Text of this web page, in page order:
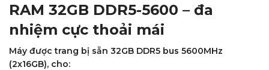
RAM 32GB DDR5-5600 – đa
nhiệm cực thoải mái
Máy được trang bị sẵn 32GB DDR5 bus 5600MHz
(2x16GB), cho: